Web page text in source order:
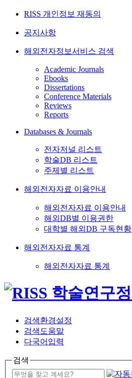
RISS 개인정보 재동의
공지사항
해외전자정보서비스 검색
Academic Journals
Ebooks
Dissertations
Conference Materials
Reviews
Reports
Databases & Journals
전자저널 리스트
학술DB 리스트
주제별 리스트
해외전자자료 이용안내
해외전자자료 이용안내
해외DB별 이용권한
대학별 해외DB 구독현황
해외전자자료 통계
해외전자자료 통계
검색환경설정
검색도움말
다국어입력
검색